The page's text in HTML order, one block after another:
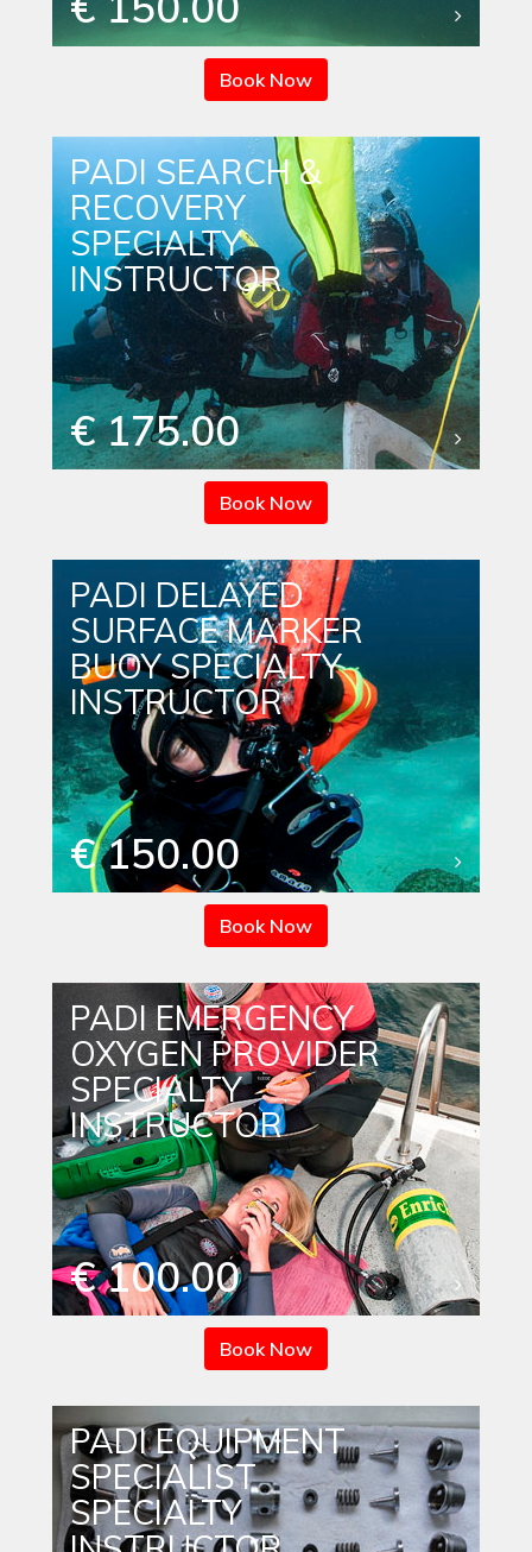
Book Now
PADI SEARCH &
RECOVERY
SPECIALTY
INSTRUCTOR
€ 175.00
Book Now
PADI DELAYED
SURFACE MARKER
BUOY SPECIALTY
INSTRUCTOR
€ 150.00
Book Now
PADI EMERGENCY
OXYGEN PROVIDER
SPECIALTY
INSTRUCTOR
€ 100.00
Book Now
PADI EQUIPMENT
SPECIALIST
SPECIALTY